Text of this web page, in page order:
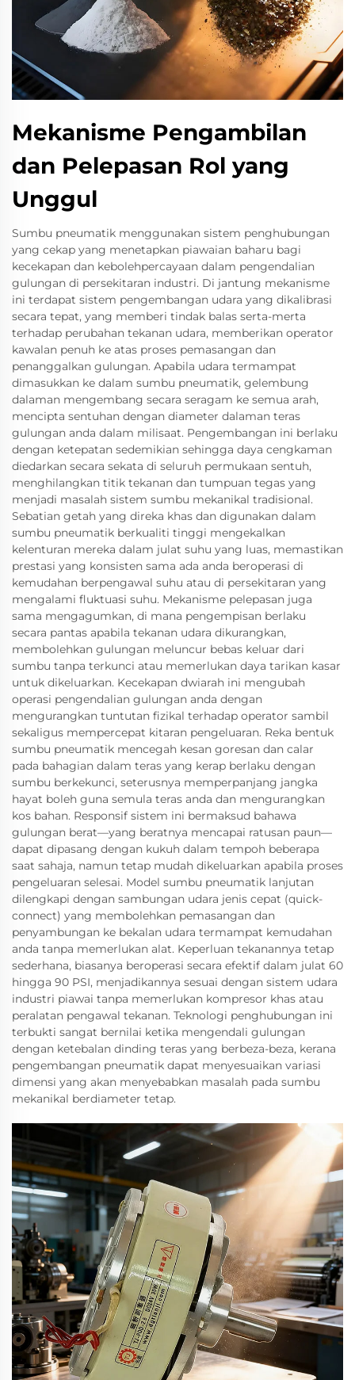
Mekanisme Pengambilan
dan Pelepasan Rol yang
Unggul
Sumbu pneumatik menggunakan sistem penghubungan
yang cekap yang menetapkan piawaian baharu bagi
kecekapan dan kebolehpercayaan dalam pengendalian
gulungan di persekitaran industri. Di jantung mekanisme
ini terdapat sistem pengembangan udara yang dikalibrasi
secara tepat, yang memberi tindak balas serta-merta
terhadap perubahan tekanan udara, memberikan operator
kawalan penuh ke atas proses pemasangan dan
penanggalkan gulungan. Apabila udara termampat
dimasukkan ke dalam sumbu pneumatik, gelembung
dalaman mengembang secara seragam ke semua arah,
mencipta sentuhan dengan diameter dalaman teras
gulungan anda dalam milisaat. Pengembangan ini berlaku
dengan ketepatan sedemikian sehingga daya cengkaman
diedarkan secara sekata di seluruh permukaan sentuh,
menghilangkan titik tekanan dan tumpuan tegas yang
menjadi masalah sistem sumbu mekanikal tradisional.
Sebatian getah yang direka khas dan digunakan dalam
sumbu pneumatik berkualiti tinggi mengekalkan
kelenturan mereka dalam julat suhu yang luas, memastikan
prestasi yang konsisten sama ada anda beroperasi di
kemudahan berpengawal suhu atau di persekitaran yang
mengalami fluktuasi suhu. Mekanisme pelepasan juga
sama mengagumkan, di mana pengempisan berlaku
secara pantas apabila tekanan udara dikurangkan,
membolehkan gulungan meluncur bebas keluar dari
sumbu tanpa terkunci atau memerlukan daya tarikan kasar
untuk dikeluarkan. Kecekapan dwiarah ini mengubah
operasi pengendalian gulungan anda dengan
mengurangkan tuntutan fizikal terhadap operator sambil
sekaligus mempercepat kitaran pengeluaran. Reka bentuk
sumbu pneumatik mencegah kesan goresan dan calar
pada bahagian dalam teras yang kerap berlaku dengan
sumbu berkekunci, seterusnya memperpanjang jangka
hayat boleh guna semula teras anda dan mengurangkan
kos bahan. Responsif sistem ini bermaksud bahawa
gulungan berat—yang beratnya mencapai ratusan paun—
dapat dipasang dengan kukuh dalam tempoh beberapa
saat sahaja, namun tetap mudah dikeluarkan apabila proses
pengeluaran selesai. Model sumbu pneumatik lanjutan
dilengkapi dengan sambungan udara jenis cepat (quick-
connect) yang membolehkan pemasangan dan
penyambungan ke bekalan udara termampat kemudahan
anda tanpa memerlukan alat. Keperluan tekanannya tetap
sederhana, biasanya beroperasi secara efektif dalam julat 60
hingga 90 PSI, menjadikannya sesuai dengan sistem udara
industri piawai tanpa memerlukan kompresor khas atau
peralatan pengawal tekanan. Teknologi penghubungan ini
terbukti sangat bernilai ketika mengendali gulungan
dengan ketebalan dinding teras yang berbeza-beza, kerana
pengembangan pneumatik dapat menyesuaikan variasi
dimensi yang akan menyebabkan masalah pada sumbu
mekanikal berdiameter tetap.